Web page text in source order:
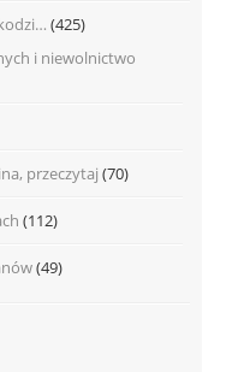
(425)
i niewolnictwo
przeczytaj (70)
(112)
(49)